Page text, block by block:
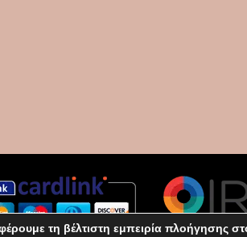
τη βέλτιστη εμπειρία πλοήγησης